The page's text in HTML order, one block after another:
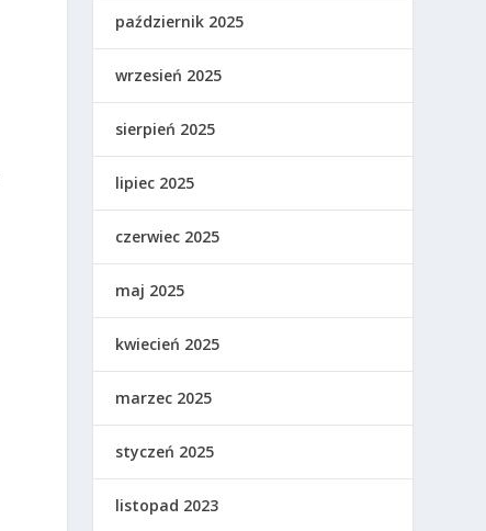
październik 2025
wrzesień 2025
sierpień 2025
lipiec 2025
czerwiec 2025
maj 2025
kwiecień 2025
marzec 2025
styczeń 2025
listopad 2023